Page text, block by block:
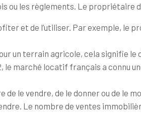
ou les règlements. Le
et de l’utiliser. Par exemple,
un terrain agricole, cela signifie
marché locatif français a connu
de le vendre, de le donner ou de le
Le nombre de ventes